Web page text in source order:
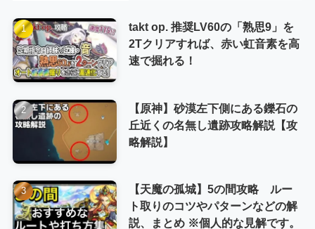
takt op. 推奨LV60の「熟思9」を
2Tクリアすれば、赤い虹音素を高
速で掘れる！
【原神】砂漠左下側にある鑠石の
丘近くの名無し遺跡攻略解説【攻
略解説】
【天魔の孤城】5の間攻略 ルー
ト取りのコツやパターンなどの解
説、まとめ ※個人的な見解です。